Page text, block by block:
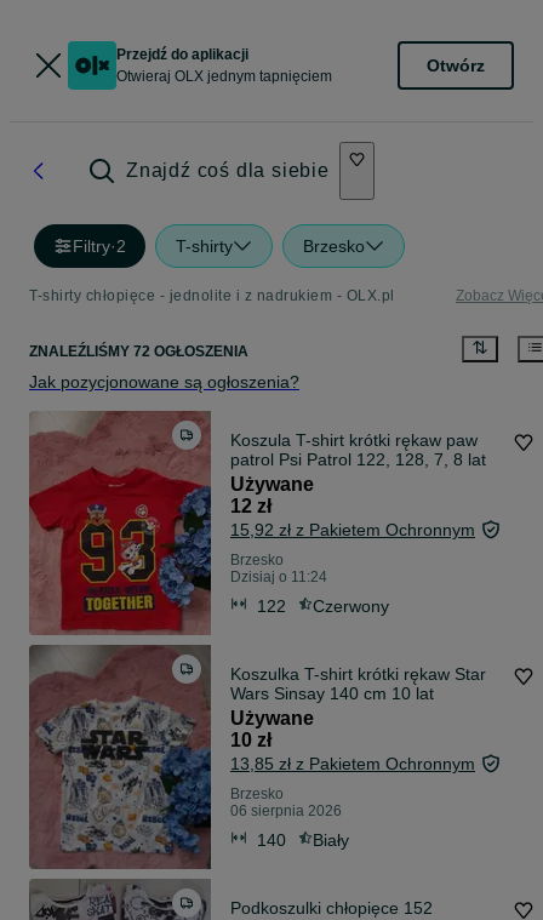
Przejdź do aplikacji
Otwieraj OLX jednym tapnięciem
Otwórz
Znajdź coś dla siebie
Filtry·2 T-shirty Brzesko
T-shirty chłopięce - jednolite i z nadrukiem - OLX.pl Zobacz
ZNALEŹLIŚMY 72 OGŁOSZENIA
Jak pozycjonowane są ogłoszenia?
Koszula T-shirt krótki rękaw paw
patrol Psi Patrol 122, 128, 7, 8 lat
Używane
12 zł
15,92 zł z Pakietem Ochronnym
Brzesko
Dzisiaj o 11:24
122 Czerwony
Koszulka T-shirt krótki rękaw Star
Wars Sinsay 140 cm 10 lat
Używane
10 zł
13,85 zł z Pakietem Ochronnym
Brzesko
06 sierpnia 2026
140 Biały
Podkoszulki chłopięce 152